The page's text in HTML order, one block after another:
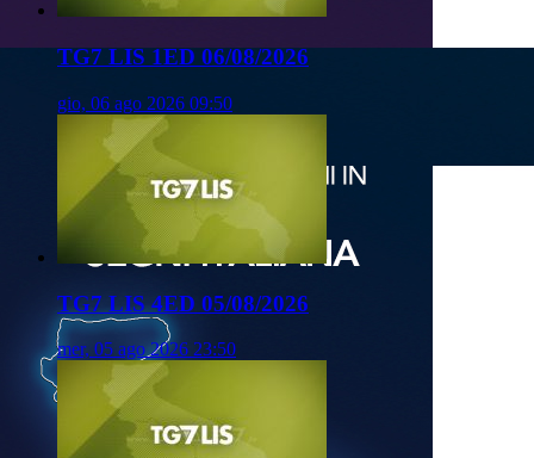
TG7 LIS 1ED 06/08/2026
gio, 06 ago 2026 09:50
TG7 LIS 4ED 05/08/2026
mer, 05 ago 2026 23:50